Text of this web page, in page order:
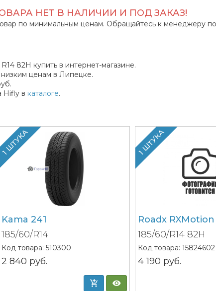
НЕТ В НАЛИЧИИ И ПОД ЗАКАЗ!
по минимальным ценам. Обращайтесь к менеджеру
82H купить в интернет-магазине.
ценам в Липецке.
Hifly в каталоге.
1 ШТУКА
Kama 241
185/60/R14
Код товара:510300
2 840 руб.
1 ШТУКА
Roadx RXMotion
185/60/R14 82H
Код товара: 15824602
4 190 руб.